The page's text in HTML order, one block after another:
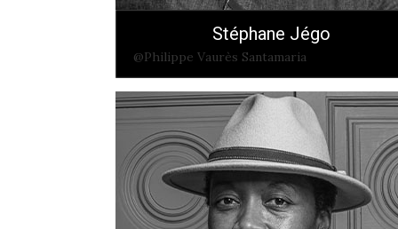
Stéphane Jégo
@Philippe Vaurès Santamaria